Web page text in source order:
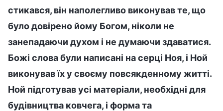
стикався, він наполегливо виконував те, що
було довірено йому Богом, ніколи не
занепадаючи духом і не думаючи здаватися.
Божі слова були написані на серці Ноя, і Ной
виконував їх у своєму повсякденному житті.
Ной підготував усі матеріали, необхідні для
будівництва ковчега, і форма та